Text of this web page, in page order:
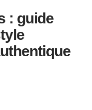
: guide